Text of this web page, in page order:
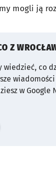
mogli ją
Z
wiedzieć, co
wiadomości
w Google